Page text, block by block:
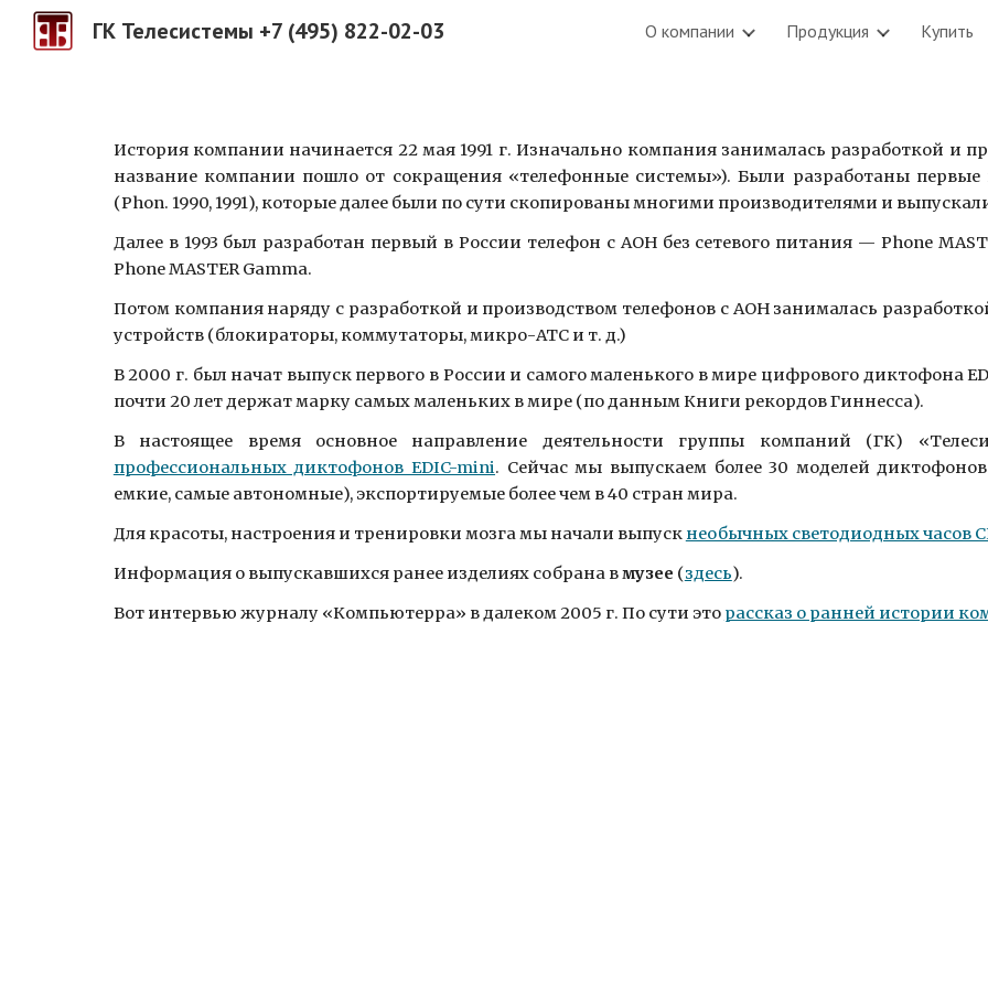
Skip to
ГК Телесистемы +7 (495) 822-02-03 О компании Продукция Купить
История компании начинается 22 мая 1991 г. Изначально компания занималась разработкой и
название компании пошло от сокращения «телефонные системы»). Были разработаны
(Phon. 1990, 1991), которые далее были по сути скопированы многими производителями и
Далее в 1993 был разработан первый в России телефон с АОН без сетевого питания — Phone
Phone MASTER Gamma.
Потом компания наряду с разработкой и производством телефонов с АОН занималась
устройств (блокираторы, коммутаторы, микро-АТС и т. д.)
В 2000 г. был начат выпуск первого в России и самого маленького в мире цифрового диктофона
почти 20 лет держат марку самых маленьких в мире (по данным Книги рекордов Гиннесса).
В настоящее время основное направление деятельности группы компаний (ГК)
профессиональных диктофонов EDIC-mini. Сейчас мы выпускаем более 30 моделей
емкие, самые автономные), экспортируемые более чем в 40 стран мира.
Для красоты, настроения и тренировки мозга мы начали выпуск необычных светодиодных часов
Информация о выпускавшихся ранее изделиях собрана вмузее (здесь).
Вот интервью журналу «Компьютерра» в далеком 2005 г. По сути это рассказ о ранней истории